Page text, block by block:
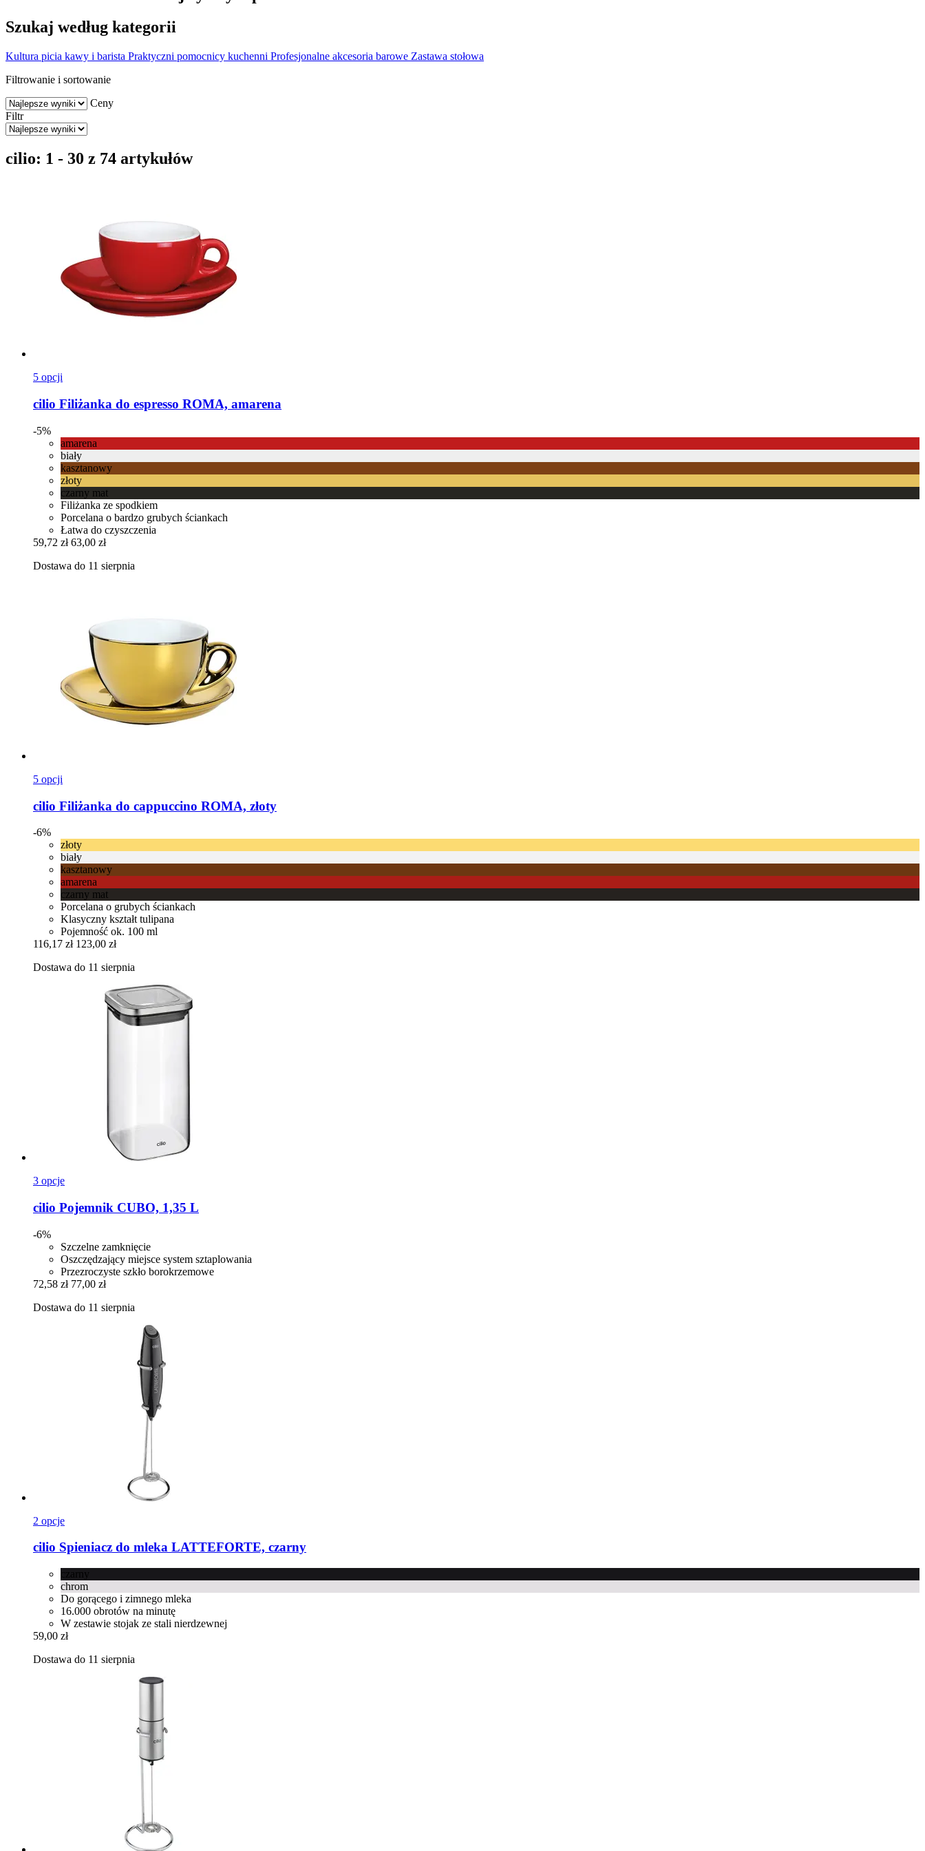
Szukaj według kategorii
Kultura picia kawy i barista Praktyczni pomocnicy kuchenni Profesjonalne akcesoria barowe Zastawa stołowa
Filtrowanie i sortowanie
Ceny
Filtr
cilio: 1 - 30 z 74 artykułów
5 opcji
cilio Filiżanka do espresso ROMA, amarena
-5%
amarena
biały
kasztanowy
złoty
czarny mat
Filiżanka ze spodkiem
Porcelana o bardzo grubych ściankach
Łatwa do czyszczenia
59,72 zł 63,00 zł
Dostawa do 11 sierpnia
5 opcji
cilio Filiżanka do cappuccino ROMA, złoty
-6%
złoty
biały
kasztanowy
amarena
czarny mat
Porcelana o grubych ściankach
Klasyczny kształt tulipana
Pojemność ok. 100 ml
116,17 zł 123,00 zł
Dostawa do 11 sierpnia
3 opcje
cilio Pojemnik CUBO, 1,35 L
-6%
Szczelne zamknięcie
Oszczędzający miejsce system sztaplowania
Przezroczyste szkło borokrzemowe
72,58 zł 77,00 zł
Dostawa do 11 sierpnia
2 opcje
cilio Spieniacz do mleka LATTEFORTE, czarny
czarny
chrom
Do gorącego i zimnego mleka
16.000 obrotów na minutę
W zestawie stojak ze stali nierdzewnej
59,00 zł
Dostawa do 11 sierpnia